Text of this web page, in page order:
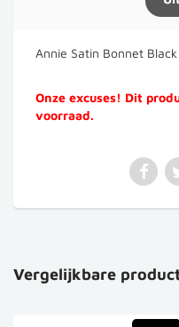
Annie Satin Bonnet
Onze excuses! Dit
voorraad.
Vergelijkbare